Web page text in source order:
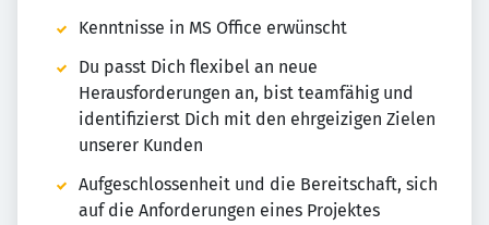
Kenntnisse in MS Office erwünscht
Du passt Dich flexibel an neue
Herausforderungen an, bist teamfähig und
identifizierst Dich mit den ehrgeizigen Zielen
unserer Kunden
Aufgeschlossenheit und die Bereitschaft, sich
auf die Anforderungen eines Projektes